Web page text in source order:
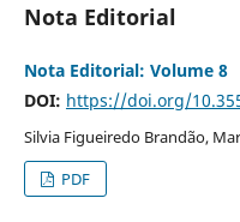
Nota Editorial
Nota Editorial: Volume 8
DOI: https://doi.org/
Silvia Figueiredo Brandão,
PDF